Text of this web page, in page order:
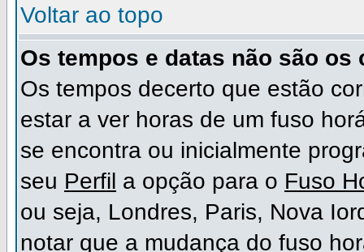
Voltar ao topo
Os tempos e datas não são os
Os tempos decerto que estão
estar a ver horas de um fuso
se encontra ou inicialmente
seu Perfil a opção para o Fuso
ou seja, Londres, Paris, Nova
notar que a mudança do fuso